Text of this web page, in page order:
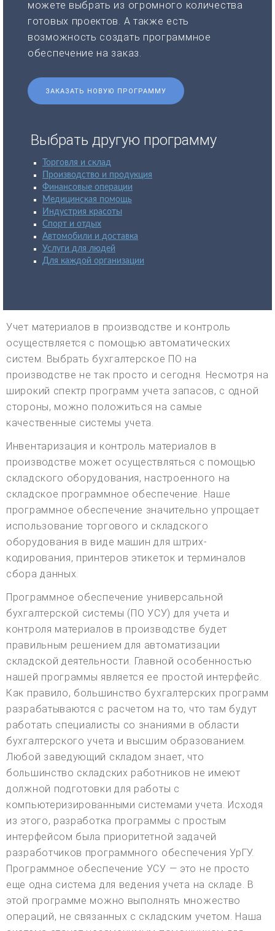
можете выбрать из огромного количества
готовых проектов. А также есть
возможность создать программное
обеспечение на заказ.
ЗАКАЗАТЬ НОВУЮ ПРОГРАММУ
Выбрать другую программу
Торговля и склад
Производство и продукция
Финансовые операции
Медицинская помощь
Индустрия красоты
Спорт и отдых
Автомобили и доставка
Услуги для людей
Для каждой организации
Учет материалов в производстве и контроль
осуществляется с помощью автоматических
систем. Выбрать бухгалтерское ПО на
производстве не так просто и сегодня. Несмотря на
широкий спектр программ учета запасов, с одной
стороны, можно положиться на самые
качественные системы учета.
Инвентаризация и контроль материалов в
производстве может осуществляться с помощью
складского оборудования, настроенного на
складское программное обеспечение. Наше
программное обеспечение значительно упрощает
использование торгового и складского
оборудования в виде машин для штрих-
кодирования, принтеров этикеток и терминалов
сбора данных.
Программное обеспечение универсальной
бухгалтерской системы (ПО УСУ) для учета и
контроля материалов в производстве будет
правильным решением для автоматизации
складской деятельности. Главной особенностью
нашей программы является ее простой интерфейс.
Как правило, большинство бухгалтерских программ
разрабатываются с расчетом на то, что там будут
работать специалисты со знаниями в области
бухгалтерского учета и высшим образованием.
Любой заведующий складом знает, что
большинство складских работников не имеют
должной подготовки для работы с
компьютеризированными системами учета. Исходя
из этого, разработка программы с простым
интерфейсом была приоритетной задачей
разработчиков программного обеспечения УрГУ.
Программное обеспечение УСУ — это не просто
еще одна система для ведения учета на складе. В
этой программе можно выполнять множество
операций, не связанных с складским учетом. Наша